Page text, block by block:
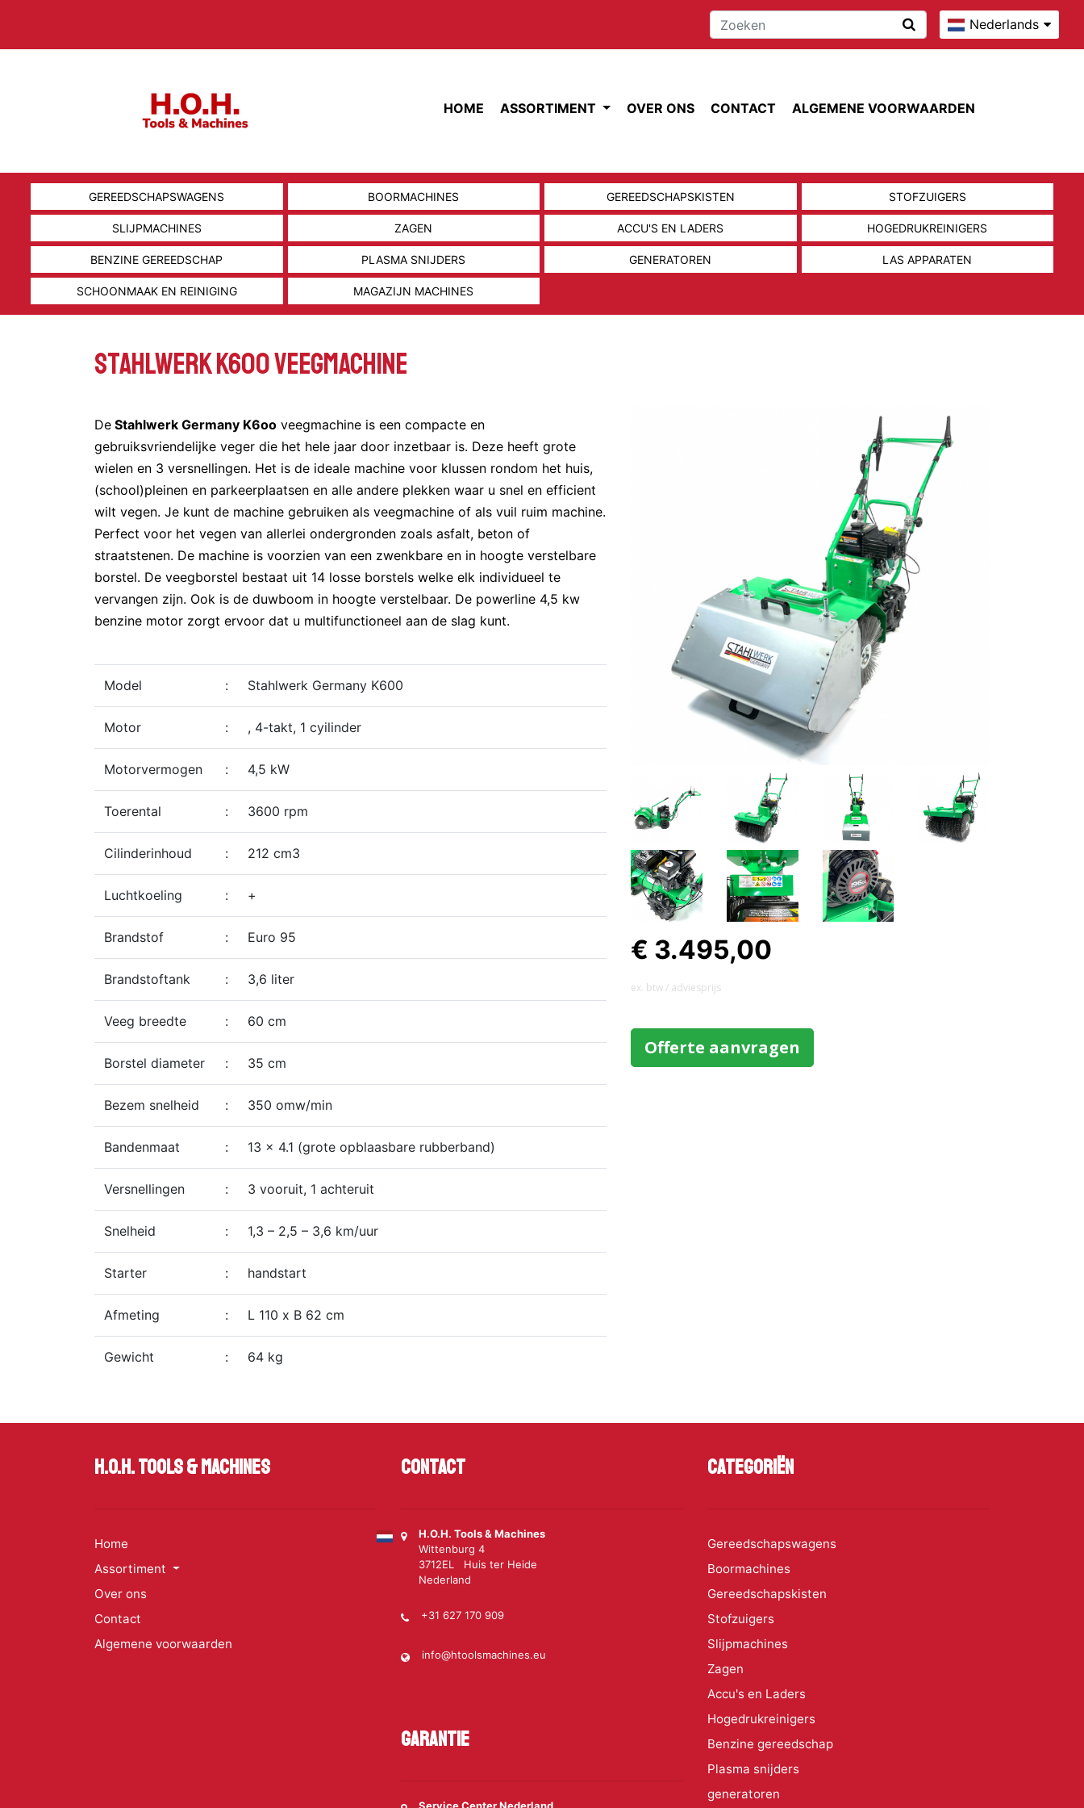
Nederlands
HOME ASSORTIMENT OVER ONS CONTACT ALGEMENE VOORWAARDEN
GEREEDSCHAPSWAGENS BOORMACHINES GEREEDSCHAPSKISTEN STOFZUIGERS
SLIJPMACHINES ZAGEN ACCU'S EN LADERS HOGEDRUKREINIGERS
BENZINE GEREEDSCHAP PLASMA SNIJDERS GENERATOREN LAS APPARATEN
SCHOONMAAK EN REINIGING MAGAZIJN MACHINES
Stahlwerk K600 Veegmachine
€ 3.495,00
ex. btw / adviesprijs
Offerte aanvragen
De Stahlwerk Germany K6oo veegmachine is een compacte en
gebruiksvriendelijke veger die het hele jaar door inzetbaar is. Deze heeft grote
wielen en 3 versnellingen. Het is de ideale machine voor klussen rondom het huis,
(school)pleinen en parkeerplaatsen en alle andere plekken waar u snel en efficient
wilt vegen. Je kunt de machine gebruiken als veegmachine of als vuil ruim machine.
Perfect voor het vegen van allerlei ondergronden zoals asfalt, beton of
straatstenen. De machine is voorzien van een zwenkbare en in hoogte verstelbare
borstel. De veegborstel bestaat uit 14 losse borstels welke elk individueel te
vervangen zijn. Ook is de duwboom in hoogte verstelbaar. De powerline 4,5 kw
benzine motor zorgt ervoor dat u multifunctioneel aan de slag kunt.
Model : Stahlwerk Germany K600
Motor : , 4-takt, 1 cyilinder
Motorvermogen : 4,5 kW
Toerental : 3600 rpm
Cilinderinhoud : 212 cm3
Luchtkoeling : +
Brandstof : Euro 95
Brandstoftank : 3,6 liter
Veeg breedte : 60 cm
Borstel diameter : 35 cm
Bezem snelheid : 350 omw/min
Bandenmaat : 13 x 4.1 (grote opblaasbare rubberband)
Versnellingen : 3 vooruit, 1 achteruit
Snelheid : 1,3 – 2,5 – 3,6 km/uur
Starter : handstart
Afmeting : L 110 x B 62 cm
Gewicht : 64 kg
H.O.H. Tools & Machines
Home
Assortiment
Over ons
Contact
Algemene voorwaarden
Contact
H.O.H. Tools & Machines
Wittenburg 4
3712EL Huis ter Heide
Nederland
+31 627 170 909
info@htoolsmachines.eu
Garantie
Categoriën
Gereedschapswagens
Boormachines
Gereedschapskisten
Stofzuigers
Slijpmachines
Zagen
Accu's en Laders
Hogedrukreinigers
Benzine gereedschap
Plasma snijders
generatoren